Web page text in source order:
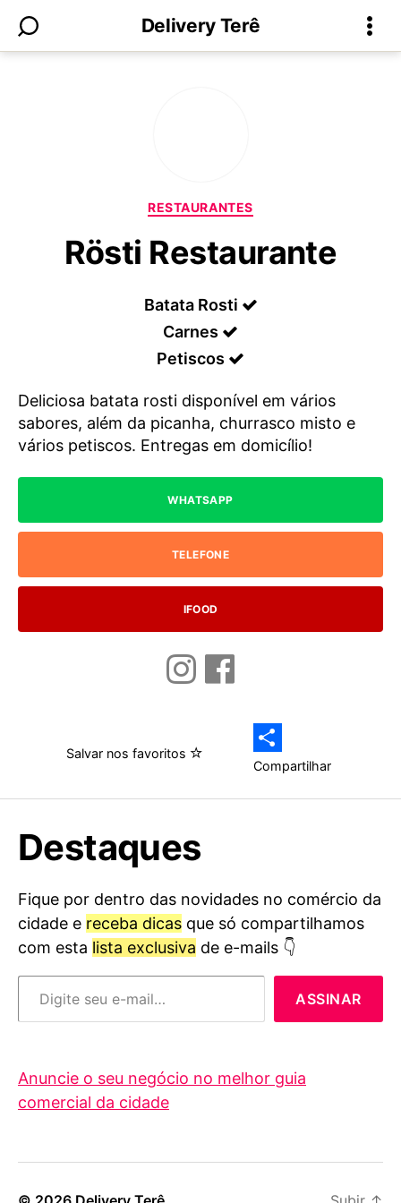
Delivery Terê
Categorias
RESTAURANTES
Rösti Restaurante
Batata Rosti
Carnes
Petiscos
Deliciosa batata rosti disponível em vários
sabores, além da picanha, churrasco misto e
vários petiscos. Entregas em domicílio!
WHATSAPP
TELEFONE
IFOOD
Salvar nos favoritos
Compartilhar
Destaques
Fique por dentro das novidades no comércio da
cidade e receba dicas que só compartilhamos
com esta lista exclusiva de e-mails 👇
Digite seu e-mail…
ASSINAR
Anuncie o seu negócio no melhor guia
comercial da cidade